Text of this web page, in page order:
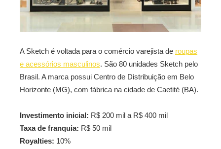
A Sketch é voltada para o comércio varejista de roupas
e acessórios masculinos. São 80 unidades Sketch pelo
Brasil. A marca possui Centro de Distribuição em Belo
Horizonte (MG), com fábrica na cidade de Caetité (BA).
Investimento inicial: R$ 200 mil a R$ 400 mil
Taxa de franquia: R$ 50 mil
Royalties: 10%